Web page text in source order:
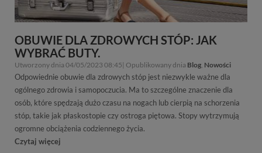
OBUWIE DLA ZDROWYCH STÓP: JAK
WYBRAĆ BUTY.
Utworzony dnia 04/05/2023 08:45| Opublikowany dnia Blog, Nowości
Odpowiednie obuwie dla zdrowych stóp jest niezwykle ważne dla
ogólnego zdrowia i samopoczucia. Ma to szczególne znaczenie dla
osób, które spędzają dużo czasu na nogach lub cierpią na schorzenia
stóp, takie jak płaskostopie czy ostroga piętowa. Stopy wytrzymują
ogromne obciążenia codziennego życia.
Czytaj więcej